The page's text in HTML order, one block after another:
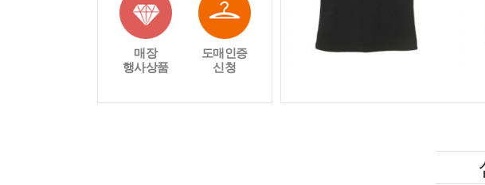
매장
행사상품
도매인증
신청